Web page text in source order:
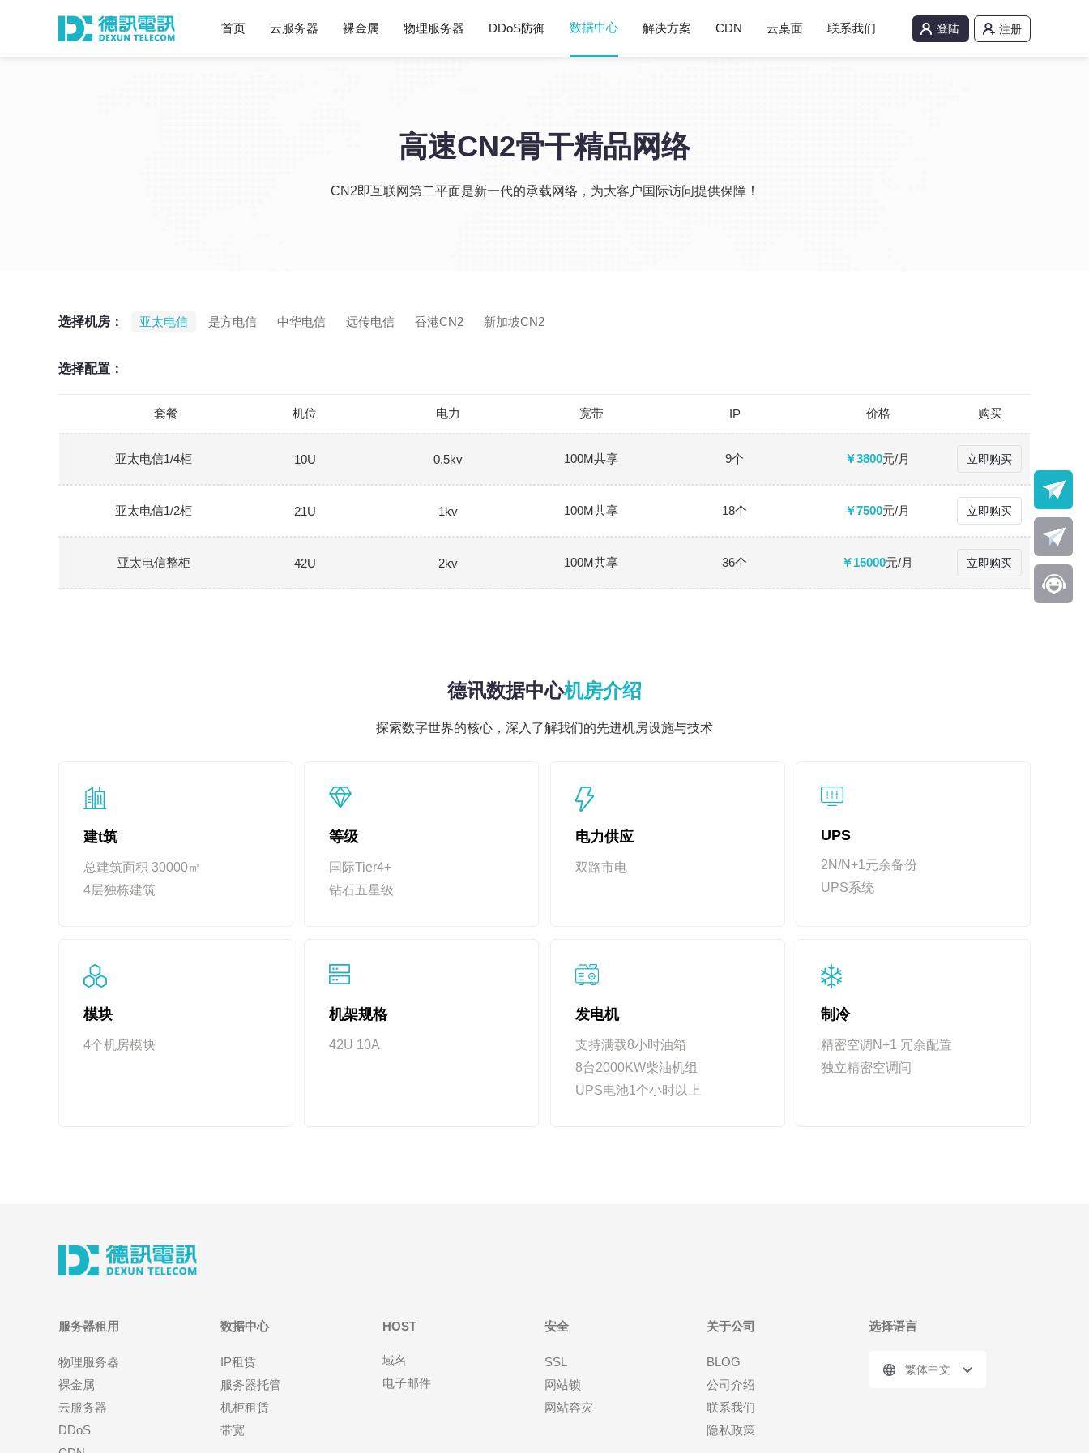
首页 云服务器 裸金属 物理服务器 DDoS防御 数据中心 解决方案 CDN 云桌面 联系我们 登陆 注册
高速CN2骨干精品网络
CN2即互联网第二平面是新一代的承载网络，为大客户国际访问提供保障！
选择机房： 亚太电信 是方电信 中华电信 远传电信 香港CN2 新加坡CN2
选择配置：
套餐 机位 电力 宽带 IP 价格 购买
亚太电信1/4柜 10U 0.5kv 100M共享 9个 ￥3800元/月 立即购买
亚太电信1/2柜 21U 1kv 100M共享 18个 ￥7500元/月 立即购买
亚太电信整柜 42U 2kv 100M共享 36个 ￥15000元/月 立即购买
德讯数据中心机房介绍
探索数字世界的核心，深入了解我们的先进机房设施与技术
建t筑
总建筑面积 30000㎡
4层独栋建筑
等级
国际Tier4+
钻石五星级
电力供应
双路市电
UPS
2N/N+1元余备份
UPS系统
模块
4个机房模块
机架规格
42U 10A
发电机
支持满载8小时油箱
8台2000KW柴油机组
UPS电池1个小时以上
制冷
精密空调N+1 冗余配置
独立精密空调间
服务器租用
物理服务器
裸金属
云服务器
DDoS
数据中心
IP租赁
服务器托管
机柜租赁
带宽
HOST
域名
电子邮件
安全
SSL
网站锁
网站容灾
关于公司
BLOG
公司介绍
联系我们
隐私政策
选择语言
繁体中文